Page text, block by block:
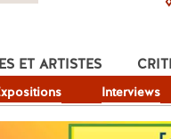
Interviews
ET ARTISTES